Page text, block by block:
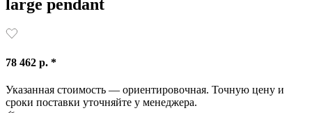
large pendant
78 462 р. *
Указанная стоимость — ориентировочная. Точную цену и
сроки поставки уточняйте у менеджера.